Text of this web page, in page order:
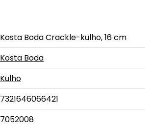
Kosta Boda Crackle-kulho, 16 cm
Kosta Boda
Kulho
7321646066421
7052008